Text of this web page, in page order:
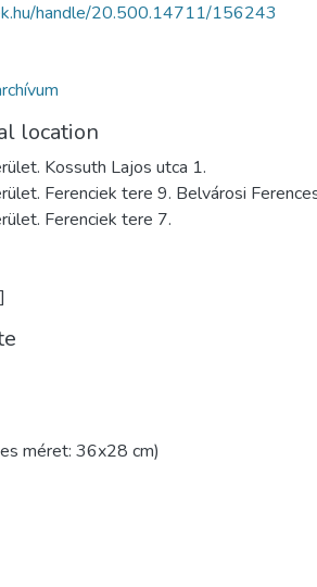
handle/20.500.14711/156243
location
Kossuth Lajos utca 1.
Ferenciek tere 9. Belvárosi
Ferenciek tere 7.
méret: 36x28 cm)